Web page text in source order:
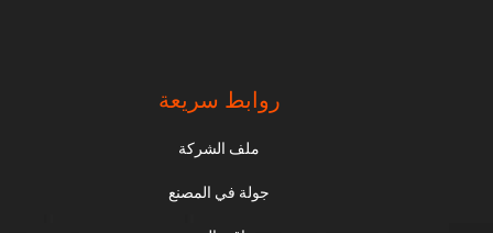
روابط سريعة
ملف الشركة
جولة في المصنع